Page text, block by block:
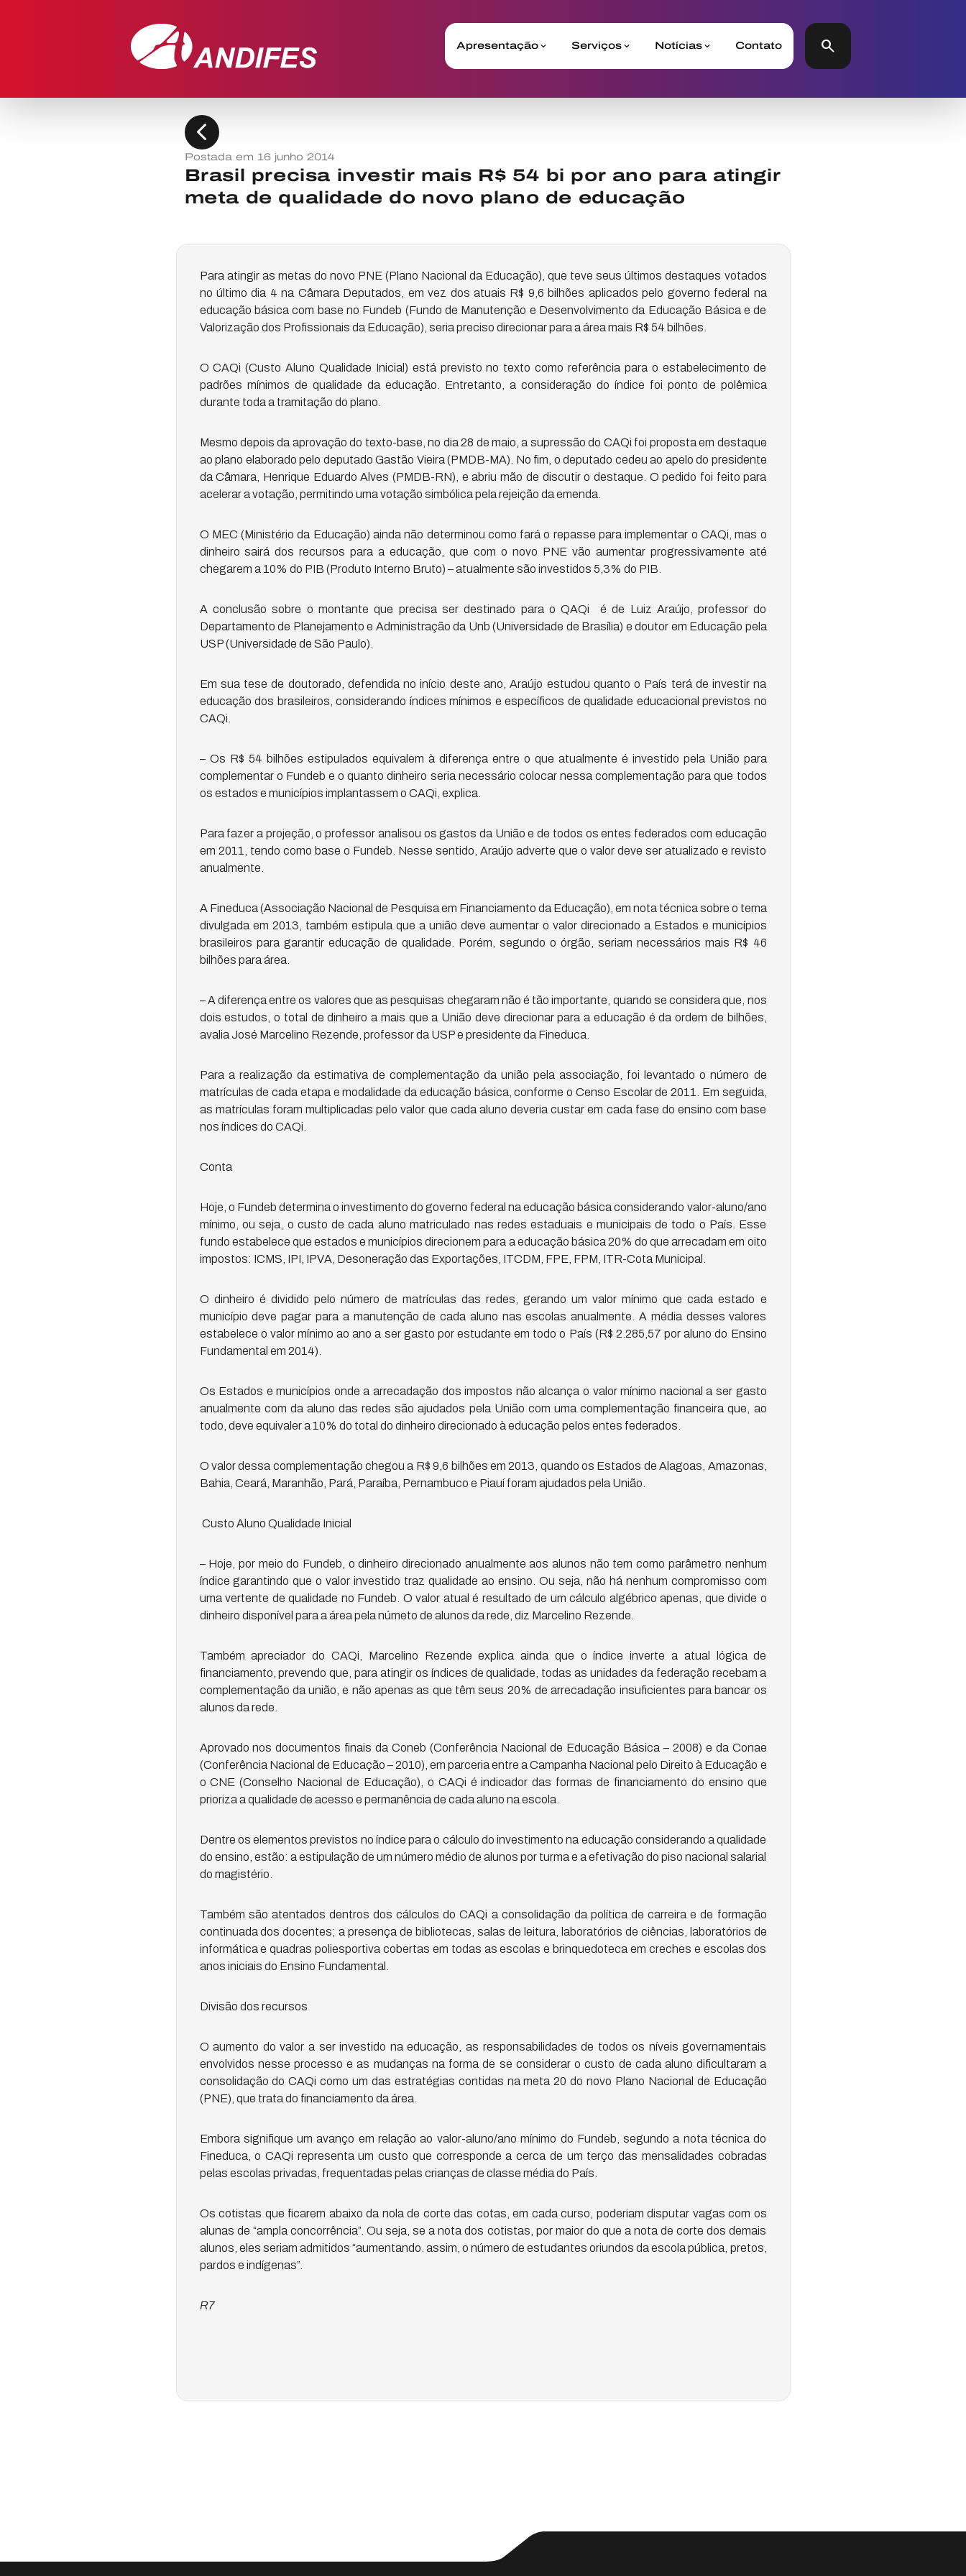
Apresentação Serviços Notícias Contato search
chevron_left
Postada em 16 junho 2014
Brasil precisa investir mais R$ 54 bi por ano para atingir
meta de qualidade do novo plano de educação
Para atingir as metas do novo PNE (Plano Nacional da Educação), que teve seus últimos destaques votados
no último dia 4 na Câmara Deputados, em vez dos atuais R$ 9,6 bilhões aplicados pelo governo federal na
educação básica com base no Fundeb (Fundo de Manutenção e Desenvolvimento da Educação Básica e de
Valorização dos Profissionais da Educação), seria preciso direcionar para a área mais R$ 54 bilhões.
O CAQi (Custo Aluno Qualidade Inicial) está previsto no texto como referência para o estabelecimento de
padrões mínimos de qualidade da educação. Entretanto, a consideração do índice foi ponto de polêmica
durante toda a tramitação do plano.
Mesmo depois da aprovação do texto-base, no dia 28 de maio, a supressão do CAQi foi proposta em destaque
ao plano elaborado pelo deputado Gastão Vieira (PMDB-MA). No fim, o deputado cedeu ao apelo do presidente
da Câmara, Henrique Eduardo Alves (PMDB-RN), e abriu mão de discutir o destaque. O pedido foi feito para
acelerar a votação, permitindo uma votação simbólica pela rejeição da emenda.
O MEC (Ministério da Educação) ainda não determinou como fará o repasse para implementar o CAQi, mas o
dinheiro sairá dos recursos para a educação, que com o novo PNE vão aumentar progressivamente até
chegarem a 10% do PIB (Produto Interno Bruto) – atualmente são investidos 5,3% do PIB.
A conclusão sobre o montante que precisa ser destinado para o QAQi é de Luiz Araújo, professor do
Departamento de Planejamento e Administração da Unb (Universidade de Brasília) e doutor em Educação pela
USP (Universidade de São Paulo).
Em sua tese de doutorado, defendida no início deste ano, Araújo estudou quanto o País terá de investir na
educação dos brasileiros, considerando índices mínimos e específicos de qualidade educacional previstos no
CAQi.
– Os R$ 54 bilhões estipulados equivalem à diferença entre o que atualmente é investido pela União para
complementar o Fundeb e o quanto dinheiro seria necessário colocar nessa complementação para que todos
os estados e municípios implantassem o CAQi, explica.
Para fazer a projeção, o professor analisou os gastos da União e de todos os entes federados com educação
em 2011, tendo como base o Fundeb. Nesse sentido, Araújo adverte que o valor deve ser atualizado e revisto
anualmente.
A Fineduca (Associação Nacional de Pesquisa em Financiamento da Educação), em nota técnica sobre o tema
divulgada em 2013, também estipula que a união deve aumentar o valor direcionado a Estados e municípios
brasileiros para garantir educação de qualidade. Porém, segundo o órgão, seriam necessários mais R$ 46
bilhões para área.
– A diferença entre os valores que as pesquisas chegaram não é tão importante, quando se considera que, nos
dois estudos, o total de dinheiro a mais que a União deve direcionar para a educação é da ordem de bilhões,
avalia José Marcelino Rezende, professor da USP e presidente da Fineduca.
Para a realização da estimativa de complementação da união pela associação, foi levantado o número de
matrículas de cada etapa e modalidade da educação básica, conforme o Censo Escolar de 2011. Em seguida,
as matrículas foram multiplicadas pelo valor que cada aluno deveria custar em cada fase do ensino com base
nos índices do CAQi.
Conta
Hoje, o Fundeb determina o investimento do governo federal na educação básica considerando valor-aluno/ano
mínimo, ou seja, o custo de cada aluno matriculado nas redes estaduais e municipais de todo o País. Esse
fundo estabelece que estados e municípios direcionem para a educação básica 20% do que arrecadam em oito
impostos: ICMS, IPI, IPVA, Desoneração das Exportações, ITCDM, FPE, FPM, ITR-Cota Municipal.
O dinheiro é dividido pelo número de matrículas das redes, gerando um valor mínimo que cada estado e
município deve pagar para a manutenção de cada aluno nas escolas anualmente. A média desses valores
estabelece o valor mínimo ao ano a ser gasto por estudante em todo o País (R$ 2.285,57 por aluno do Ensino
Fundamental em 2014).
Os Estados e municípios onde a arrecadação dos impostos não alcança o valor mínimo nacional a ser gasto
anualmente com da aluno das redes são ajudados pela União com uma complementação financeira que, ao
todo, deve equivaler a 10% do total do dinheiro direcionado à educação pelos entes federados.
O valor dessa complementação chegou a R$ 9,6 bilhões em 2013, quando os Estados de Alagoas, Amazonas,
Bahia, Ceará, Maranhão, Pará, Paraíba, Pernambuco e Piauí foram ajudados pela União.
Custo Aluno Qualidade Inicial
– Hoje, por meio do Fundeb, o dinheiro direcionado anualmente aos alunos não tem como parâmetro nenhum
índice garantindo que o valor investido traz qualidade ao ensino. Ou seja, não há nenhum compromisso com
uma vertente de qualidade no Fundeb. O valor atual é resultado de um cálculo algébrico apenas, que divide o
dinheiro disponível para a área pela númeto de alunos da rede, diz Marcelino Rezende.
Também apreciador do CAQi, Marcelino Rezende explica ainda que o índice inverte a atual lógica de
financiamento, prevendo que, para atingir os índices de qualidade, todas as unidades da federação recebam a
complementação da união, e não apenas as que têm seus 20% de arrecadação insuficientes para bancar os
alunos da rede.
Aprovado nos documentos finais da Coneb (Conferência Nacional de Educação Básica – 2008) e da Conae
(Conferência Nacional de Educação – 2010), em parceria entre a Campanha Nacional pelo Direito à Educação e
o CNE (Conselho Nacional de Educação), o CAQi é indicador das formas de financiamento do ensino que
prioriza a qualidade de acesso e permanência de cada aluno na escola.
Dentre os elementos previstos no índice para o cálculo do investimento na educação considerando a qualidade
do ensino, estão: a estipulação de um número médio de alunos por turma e a efetivação do piso nacional salarial
do magistério.
Também são atentados dentros dos cálculos do CAQi a consolidação da política de carreira e de formação
continuada dos docentes; a presença de bibliotecas, salas de leitura, laboratórios de ciências, laboratórios de
informática e quadras poliesportiva cobertas em todas as escolas e brinquedoteca em creches e escolas dos
anos iniciais do Ensino Fundamental.
Divisão dos recursos
O aumento do valor a ser investido na educação, as responsabilidades de todos os níveis governamentais
envolvidos nesse processo e as mudanças na forma de se considerar o custo de cada aluno dificultaram a
consolidação do CAQi como um das estratégias contidas na meta 20 do novo Plano Nacional de Educação
(PNE), que trata do financiamento da área.
Embora signifique um avanço em relação ao valor-aluno/ano mínimo do Fundeb, segundo a nota técnica do
Fineduca, o CAQi representa um custo que corresponde a cerca de um terço das mensalidades cobradas
pelas escolas privadas, frequentadas pelas crianças de classe média do País.
Os cotistas que ficarem abaixo da nola de corte das cotas, em cada curso, poderiam disputar vagas com os
alunas de “ampla concorrência”. Ou seja, se a nota dos cotistas, por maior do que a nota de corte dos demais
alunos, eles seriam admitidos “aumentando. assim, o número de estudantes oriundos da escola pública, pretos,
pardos e indígenas”.
R7